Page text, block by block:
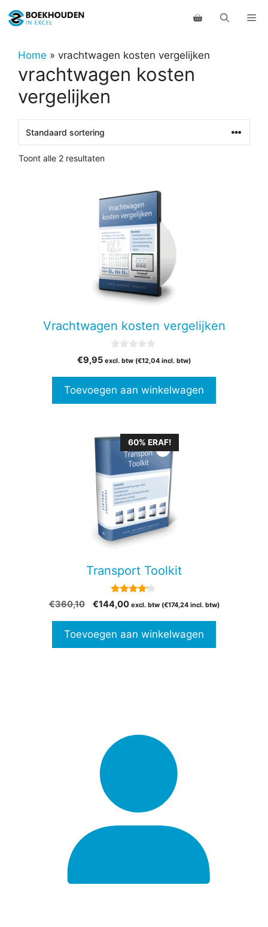
naar
inhoudHome » vrachtwagen kosten vergelijken
vrachtwagen kosten
vergelijken
Toont alle 2 resultaten
Vrachtwagen kosten vergelijken
v
5
€9,95 excl. btw (€12,04 incl. btw)
Toevoegen aan winkelwagen
60% ERAF!
Transport Toolkit
4.00
van 5
€360,10
Oorspronkelijke
€360,10.
€144,00Huidige
€144,00.
excl. btw (€174,24incl. btw)
Toevoegen aan winkelwagen